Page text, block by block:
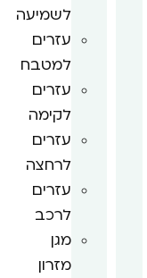
לשמיעה
עזרים
למטבח
עזרים
לקימה
עזרים
לרחצה
עזרים
לרכב
מגן
מזרון